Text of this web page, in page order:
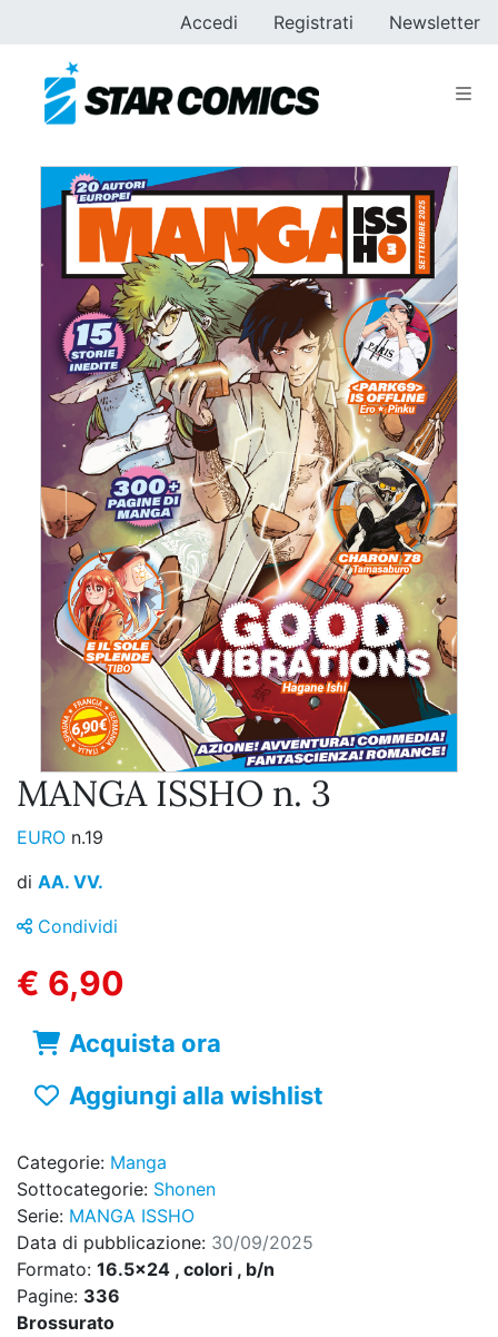
Accedi Registrati Newsletter
MANGA ISSHO n. 3
EURO n.19
di AA. VV.
Condividi
€ 6,90
Acquista ora
Aggiungi alla wishlist
Categorie: Manga
Sottocategorie: Shonen
Serie: MANGA ISSHO
Data di pubblicazione: 30/09/2025
Formato: 16.5x24 , colori , b/n
Pagine: 336
Brossurato